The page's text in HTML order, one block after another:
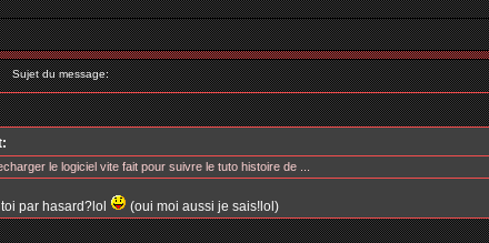
Sujet du message:
le logiciel vite fait pour suivre le tuto histoire de ...
par hasard?lol (oui moi aussi je sais!lol)